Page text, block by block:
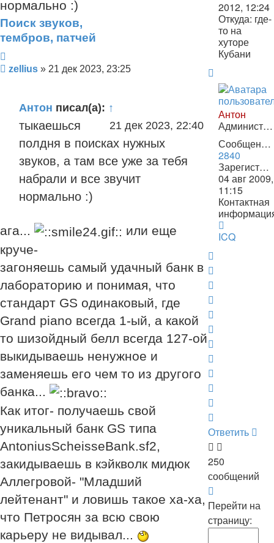
нормально :)
2012, 12:24
Откуда: где-
то на
хуторе
Кубани
Поиск звуков,
тембров, патчей
Сообщение
zellius » 21 дек 2023, 23:25
Антон писал(а): ↑
21 дек 2023, 22:40
тыкаешься
полдня в поисках нужных
звуков, а там все уже за тебя
набрали и все звучит
нормально :)
ага...
или еще
круче-
загоняешь самый удачный банк в
лабораторию и понимая, что
стандарт GS одинаковый, где
Grand piano всегда 1-ый, а какой
то шизойдный белл всегда 127-ой
выкидываешь ненужное и
заменяешь его чем то из другого
банка...
Как итог- получаешь свой
уникальный банк GS типа
AntoniusScheisseBank.sf2,
закидываешь в кэйкволк мидюк
Аллегровой- "Младший
лейтенант" и ловишь такое ха-ха,
что Петросян за всю свою
карьеру не видывал...
началу
Антон
Администратор
Сообщения:
2840
Зарегистрирован:
04 авг 2009,
11:15
Контактная
ICQ
началу
к
началу
Ответить
Ответить
250
сообщений
16
из
Перейти на
страницу: